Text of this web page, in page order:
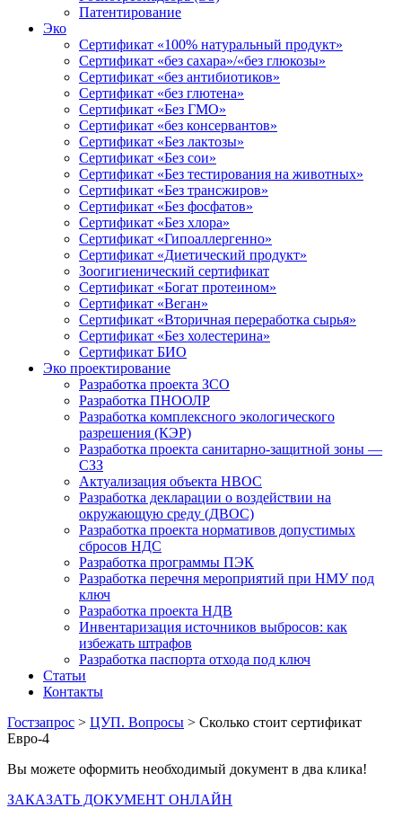
Патентирование
Эко
Сертификат «100% натуральный продукт»
Сертификат «без сахара»/«без глюкозы»
Сертификат «без антибиотиков»
Сертификат «без глютена»
Сертификат «Без ГМО»
Сертификат «без консервантов»
Сертификат «Без лактозы»
Сертификат «Без сои»
Сертификат «Без тестирования на животных»
Сертификат «Без трансжиров»
Сертификат «Без фосфатов»
Сертификат «Без хлора»
Сертификат «Гипоаллергенно»
Сертификат «Диетический продукт»
Зоогигиенический сертификат
Сертификат «Богат протеином»
Сертификат «Веган»
Сертификат «Вторичная переработка сырья»
Сертификат «Без холестерина»
Сертификат БИО
Эко проектирование
Разработка проекта ЗСО
Разработка ПНООЛР
Разработка комплексного экологического
разрешения (КЭР)
Разработка проекта санитарно-защитной зоны —
СЗЗ
Актуализация объекта НВОС
Разработка декларации о воздействии на
окружающую среду (ДВОС)
Разработка проекта нормативов допустимых
сбросов НДС
Разработка программы ПЭК
Разработка перечня мероприятий при НМУ под
ключ
Разработка проекта НДВ
Инвентаризация источников выбросов: как
избежать штрафов
Разработка паспорта отхода под ключ
Статьи
Контакты
Гостзапрос > ЦУП. Вопросы > Сколько стоит сертификат
Евро-4
Вы можете оформить необходимый документ в два клика!
ЗАКАЗАТЬ ДОКУМЕНТ ОНЛАЙН